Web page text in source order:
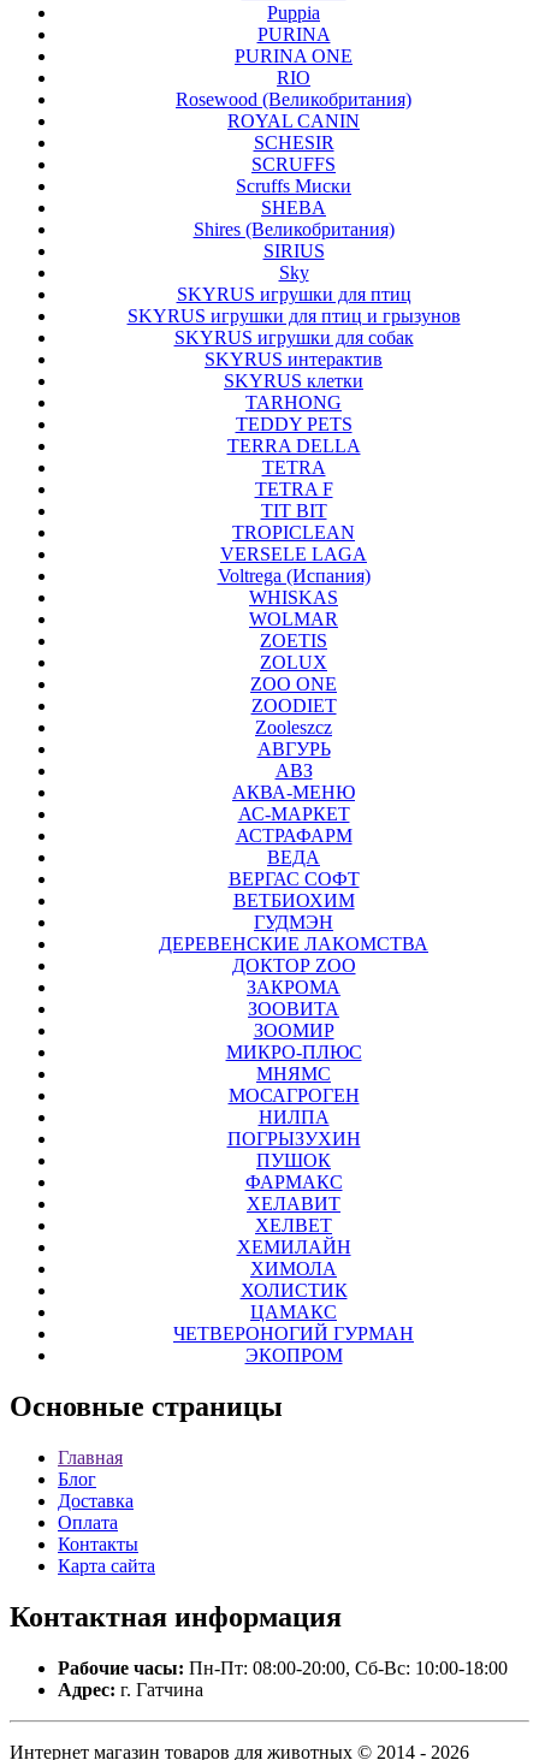
Puppia
PURINA
PURINA ONE
RIO
Rosewood (Великобритания)
ROYAL CANIN
SCHESIR
SCRUFFS
Scruffs Миски
SHEBA
Shires (Великобритания)
SIRIUS
Sky
SKYRUS игрушки для птиц
SKYRUS игрушки для птиц и грызунов
SKYRUS игрушки для собак
SKYRUS интерактив
SKYRUS клетки
TARHONG
TEDDY PETS
TERRA DELLA
TETRA
TETRA F
TIT BIT
TROPICLEAN
VERSELE LAGA
Voltrega (Испания)
WHISKAS
WOLMAR
ZOETIS
ZOLUX
ZOO ONE
ZOODIET
Zooleszcz
АВГУРЬ
АВЗ
АКВА-МЕНЮ
АС-МАРКЕТ
АСТРАФАРМ
ВЕДА
ВЕРГАС СОФТ
ВЕТБИОХИМ
ГУДМЭН
ДЕРЕВЕНСКИЕ ЛАКОМСТВА
ДОКТОР ZOO
ЗАКРОМА
ЗООВИТА
ЗООМИР
МИКРО-ПЛЮС
МНЯМС
МОСАГРОГЕН
НИЛПА
ПОГРЫЗУХИН
ПУШОК
ФАРМАКС
ХЕЛАВИТ
ХЕЛВЕТ
ХЕМИЛАЙН
ХИМОЛА
ХОЛИСТИК
ЦАМАКС
ЧЕТВЕРОНОГИЙ ГУРМАН
ЭКОПРОМ
Основные страницы
Главная
Блог
Доставка
Оплата
Контакты
Карта сайта
Контактная информация
Рабочие часы: Пн-Пт: 08:00-20:00, Сб-Вс: 10:00-18:00
Адрес: г. Гатчина
Интернет магазин товаров для животных © 2014 - 2026